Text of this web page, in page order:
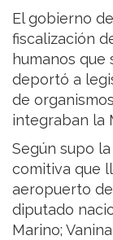
El gobierno
fiscalización
humanos
deportó a
de
integraban la
Según supo
comitiva que
aeropuerto
diputado
Marino;